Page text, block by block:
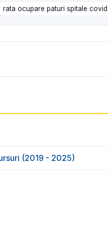
rata ocupare paturi spitale covid
(2019 - 2025)